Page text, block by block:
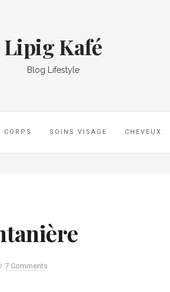
Lipig Kafé
Blog Lifestyle
CORPS SOINS VISAGE CHEVEUX
7 Comments